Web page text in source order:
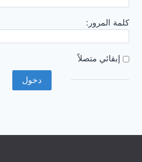
كلمة المرور:
إبقائي متصلاً
دخول